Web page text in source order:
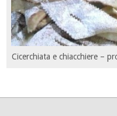
Cicerchiata e chiacchiere –